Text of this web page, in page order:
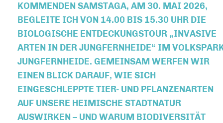
KOMMENDEN SAMSTAGA, AM 30. MAI 2026,
BEGLEITE ICH VON 14.00 BIS 15.30 UHR DIE
BIOLOGISCHE ENTDECKUNGSTOUR „INVASIVE
ARTEN IN DER JUNGFERNHEIDE“ IM
JUNGFERNHEIDE. GEMEINSAM WERFEN WIR
EINEN BLICK DARAUF, WIE SICH
EINGESCHLEPPTE TIER- UND PFLANZENARTEN
AUF UNSERE HEIMISCHE STADTNATUR
AUSWIRKEN – UND WARUM BIODIVERSITÄT